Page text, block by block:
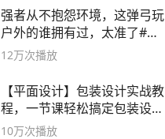
强者从不抱怨环境，这弹弓玩
户外的谁拥有过，太准了#弹
弓#户外
12万次播放
【平面设计】包装设计实战教
程，一节课轻松搞定包装设计
流程！
10万次播放